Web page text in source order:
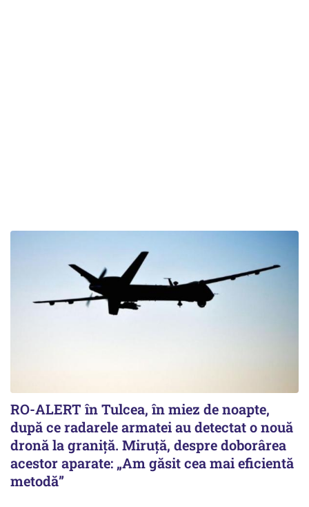
RO-ALERT în Tulcea, în miez de noapte,
după ce radarele armatei au detectat o nouă
dronă la graniță. Miruță, despre doborârea
acestor aparate: „Am găsit cea mai eficientă
metodă”